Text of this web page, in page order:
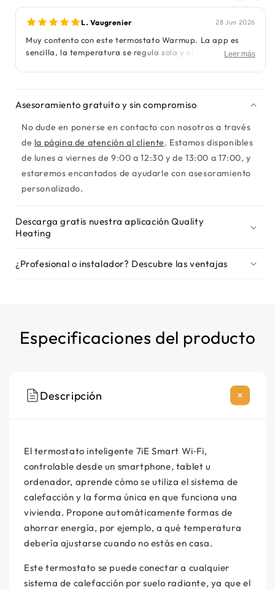
L. Vaugrenier 28 Jun 2026
Muy contento con este termostato Warmup. La app es
sencilla, la temperatura se regula sola y el suelo estáLeer más
Asesoramiento gratuito y sin compromiso
No dude en ponerse en contacto con nosotros a través
de la página de atención al cliente. Estamos disponibles
de lunes a viernes de 9:00 a 12:30 y de 13:00 a 17:00, y
estaremos encantados de ayudarle con asesoramiento
personalizado.
Descarga gratis nuestra aplicación Quality
Heating
¿Profesional o instalador? Descubre las ventajas
Especificaciones del producto
Descripción
El termostato inteligente 7iE Smart Wi‑Fi,
controlable desde un smartphone, tablet u
ordenador, aprende cómo se utiliza el sistema de
calefacción y la forma única en que funciona una
vivienda. Propone automáticamente formas de
ahorrar energía, por ejemplo, a qué temperatura
debería ajustarse cuando no estás en casa.
Este termostato se puede conectar a cualquier
sistema de calefacción por suelo radiante, ya que el